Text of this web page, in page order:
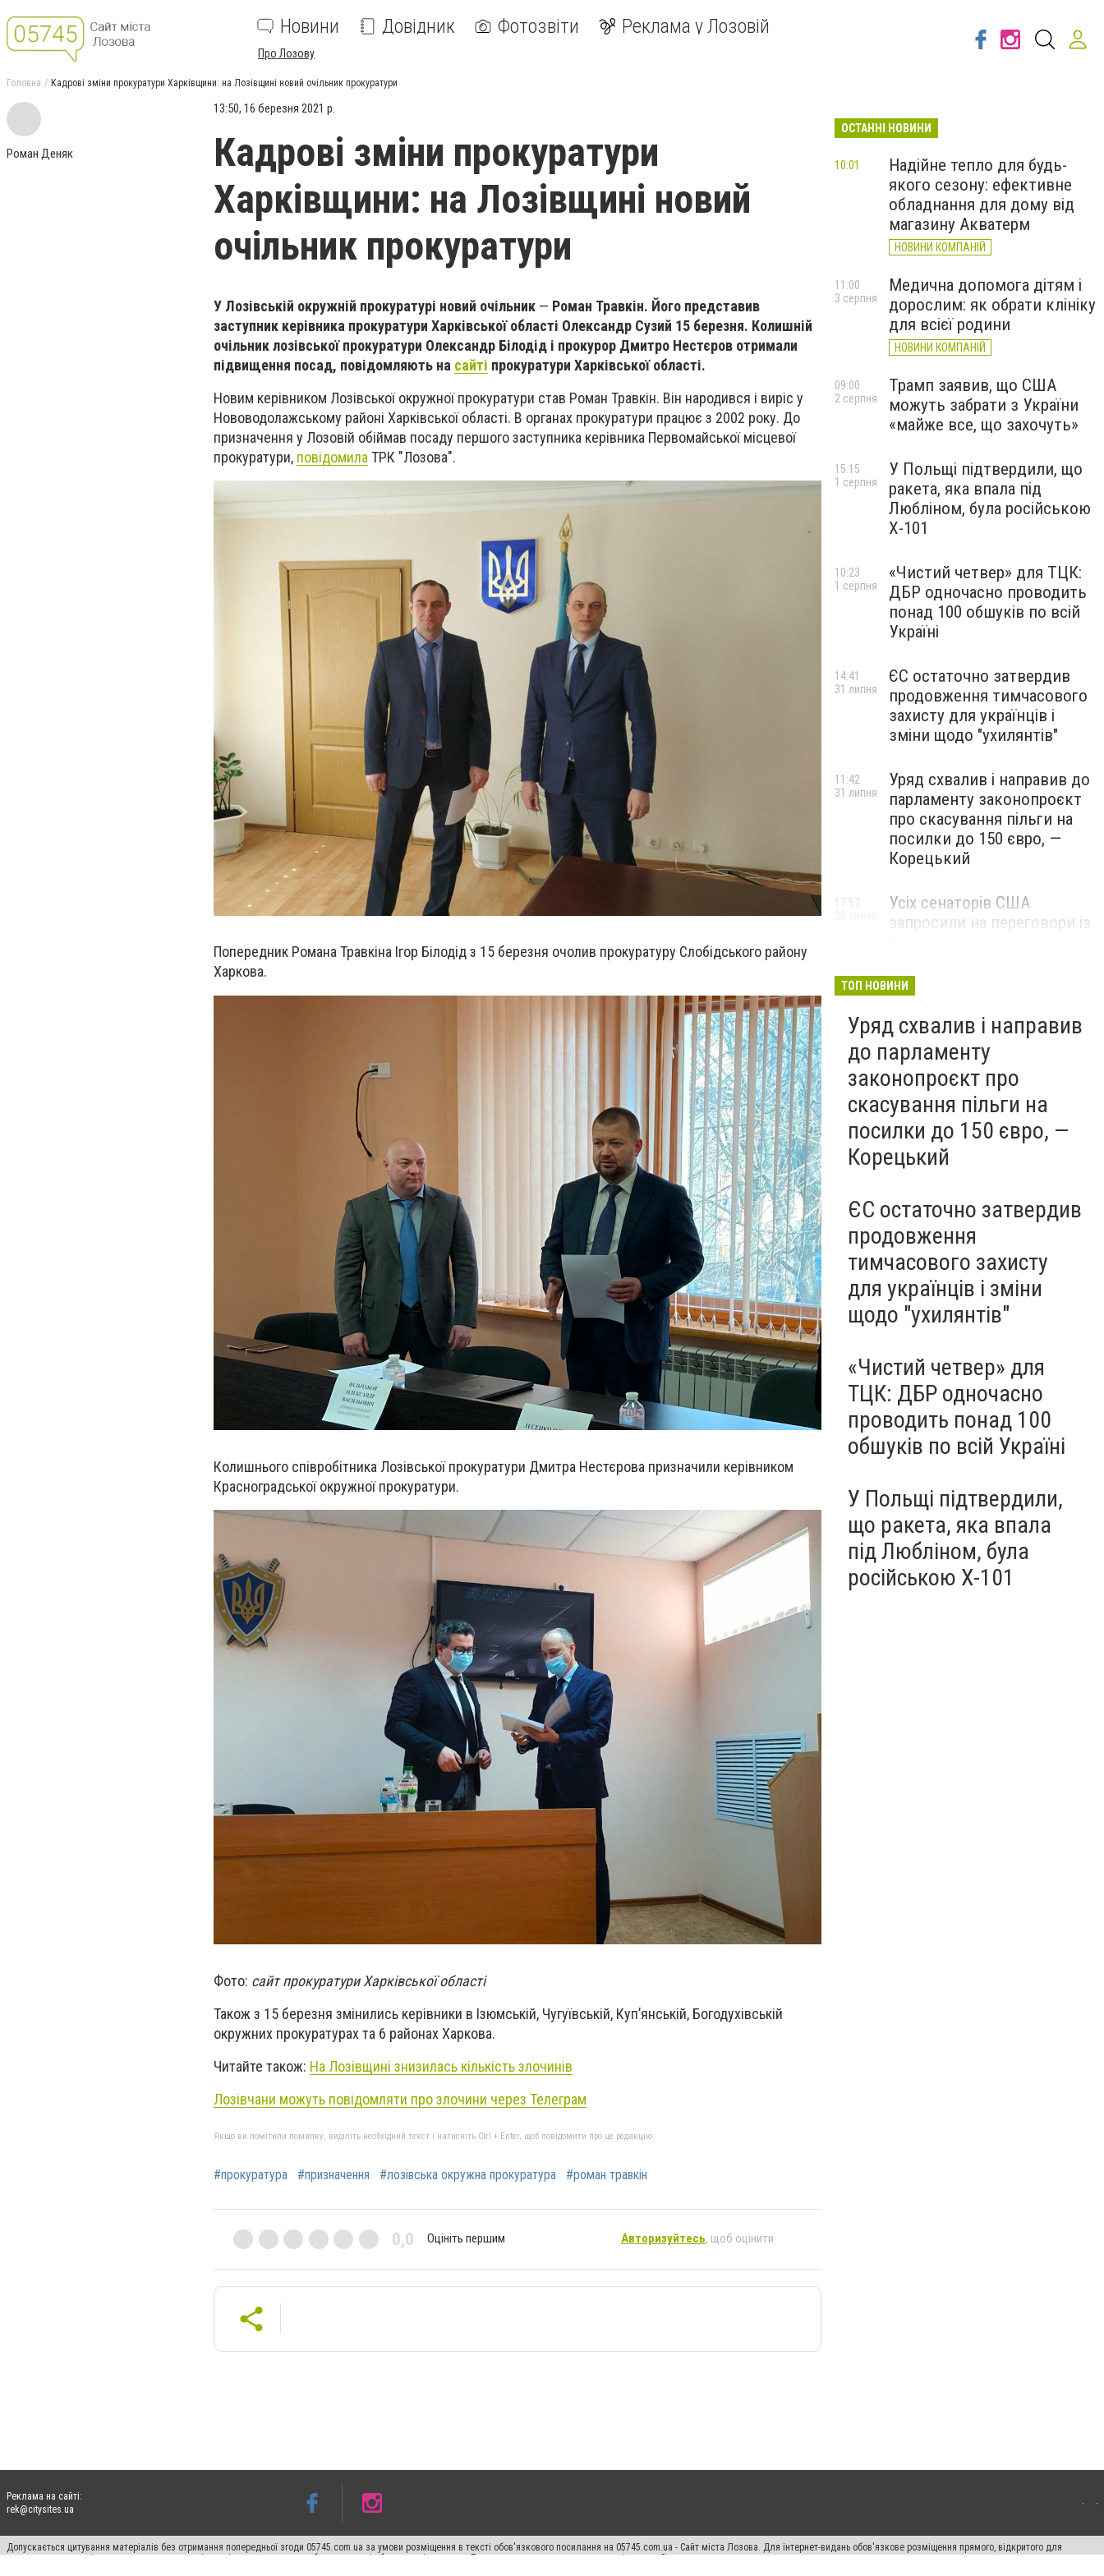
Новини Довідник Фотозвіти Реклама у Лозовій
Про Лозову
Головна Кадрові зміни прокуратури Харківщини: на Лозівщині новий очільник прокуратури
Роман Деняк
13:50, 16 березня 2021 р.
Кадрові зміни прокуратури
Харківщини: на Лозівщині новий
очільник прокуратури
У Лозівській окружній прокуратурі новий очільник — Роман Травкін. Його представив
заступник керівника прокуратури Харківської області Олександр Сузий 15 березня. Колишній
очільник лозівської прокуратури Олександр Білодід і прокурор Дмитро Нестєров отримали
підвищення посад, повідомляють на сайті прокуратури Харківської області.
Новим керівником Лозівської окружної прокуратури став Роман Травкін. Він народився і виріс у
Нововодолажському районі Харківської області. В органах прокуратури працює з 2002 року. До
призначення у Лозовій обіймав посаду першого заступника керівника Первомайської місцевої
прокуратури, повідомила ТРК "Лозова".
Попередник Романа Травкіна Ігор Білодід з 15 березня очолив прокуратуру Слобідського району
Харкова.
Колишнього співробітника Лозівської прокуратури Дмитра Нестєрова призначили керівником
Красноградської окружної прокуратури.
Фото: сайт прокуратури Харківської області
Також з 15 березня змінились керівники в Ізюмській, Чугуївській, Куп’янській, Богодухівській
окружних прокуратурах та 6 районах Харкова.
Читайте також: На Лозівщині знизилась кількість злочинів
Лозівчани можуть повідомляти про злочини через Телеграм
Якщо ви помітили помилку, виділіть необхідний текст і натисніть Ctrl + Enter, щоб повідомити про це редакцію
#прокуратура #призначення #лозівська окружна прокуратура #роман травкін
0,0 Оцініть першим Авторизуйтесь, щоб оцінити
ОСТАННІ НОВИНИ
Надійне тепло для будь-
якого сезону: ефективне
обладнання для дому від
магазину Акватерм
НОВИНИ КОМПАНІЙ
10:01
Медична допомога дітям і
дорослим: як обрати клініку
для всієї родини
НОВИНИ КОМПАНІЙ
11:00
3 серпня
Трамп заявив, що США
можуть забрати з України
«майже все, що захочуть»
09:00
2 серпня
У Польщі підтвердили, що
ракета, яка впала під
Любліном, була російською
Х-101
15:15
1 серпня
«Чистий четвер» для ТЦК:
ДБР одночасно проводить
понад 100 обшуків по всій
Україні
10:23
1 серпня
ЄС остаточно затвердив
продовження тимчасового
захисту для українців і
зміни щодо "ухилянтів"
14:41
31 липня
Уряд схвалив і направив до
парламенту законопроєкт
про скасування пільги на
посилки до 150 євро, —
Корецький
11:42
31 липня
Усіх сенаторів США
запросили на переговори із
Росії, – The Hill
17:57
ТОП НОВИНИ
Уряд схвалив і направив
до парламенту
законопроєкт про
скасування пільги на
посилки до 150 євро, —
Корецький
ЄС остаточно затвердив
продовження
тимчасового захисту
для українців і зміни
щодо "ухилянтів"
«Чистий четвер» для
ТЦК: ДБР одночасно
проводить понад 100
обшуків по всій Україні
У Польщі підтвердили,
що ракета, яка впала
під Любліном, була
російською Х-101
Реклама на сайті:
rek@citysites.ua
Допускається цитування матеріалів без отримання попередньої згоди 05745.com.ua за умови розміщення в тексті обов'язкового посилання на 05745.com.ua - Сайт міста Лозова. Для інтернет-видань обов'язкове розміщення прямого, відкритого для
пошукових систем гіперпосилання на цитовані статті не нижче другого абзацу в тексті або в якості джерела. Порушення виняткових прав переслідується Законом.